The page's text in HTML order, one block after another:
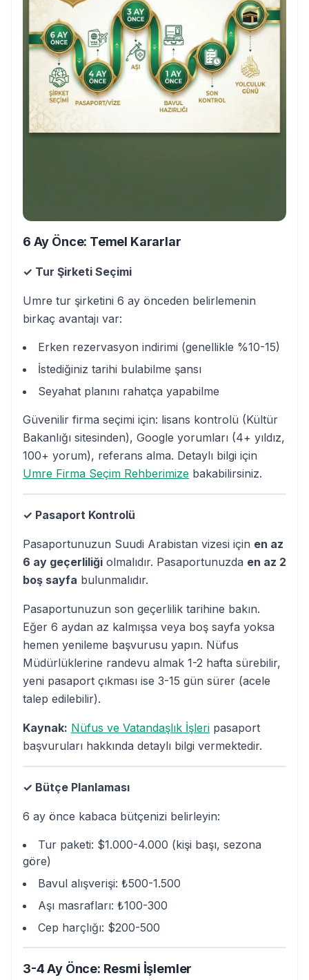
6 Ay Önce: Temel Kararlar
✓ Tur Şirketi Seçimi
Umre tur şirketini 6 ay önceden belirlemenin
birkaç avantajı var:
Erken rezervasyon indirimi (genellikle %10-15)
İstediğiniz tarihi bulabilme şansı
Seyahat planını rahatça yapabilme
Güvenilir firma seçimi için: lisans kontrolü (Kültür
Bakanlığı sitesinden), Google yorumları (4+ yıldız,
100+ yorum), referans alma. Detaylı bilgi için
Umre Firma Seçim Rehberimize bakabilirsiniz.
✓ Pasaport Kontrolü
Pasaportunuzun Suudi Arabistan vizesi için en az
6 ay geçerliliği olmalıdır. Pasaportunuzda en az 2
boş sayfa bulunmalıdır.
Pasaportunuzun son geçerlilik tarihine bakın.
Eğer 6 aydan az kalmışsa veya boş sayfa yoksa
hemen yenileme başvurusu yapın. Nüfus
Müdürlüklerine randevu almak 1-2 hafta sürebilir,
yeni pasaport çıkması ise 3-15 gün sürer (acele
talep edilebilir).
Kaynak: Nüfus ve Vatandaşlık İşleri pasaport
başvuruları hakkında detaylı bilgi vermektedir.
✓ Bütçe Planlaması
6 ay önce kabaca bütçenizi belirleyin:
Tur paketi: $1.000-4.000 (kişi başı, sezona
göre)
Bavul alışverişi: ₺500-1.500
Aşı masrafları: ₺100-300
Cep harçlığı: $200-500
3-4 Ay Önce: Resmi İşlemler